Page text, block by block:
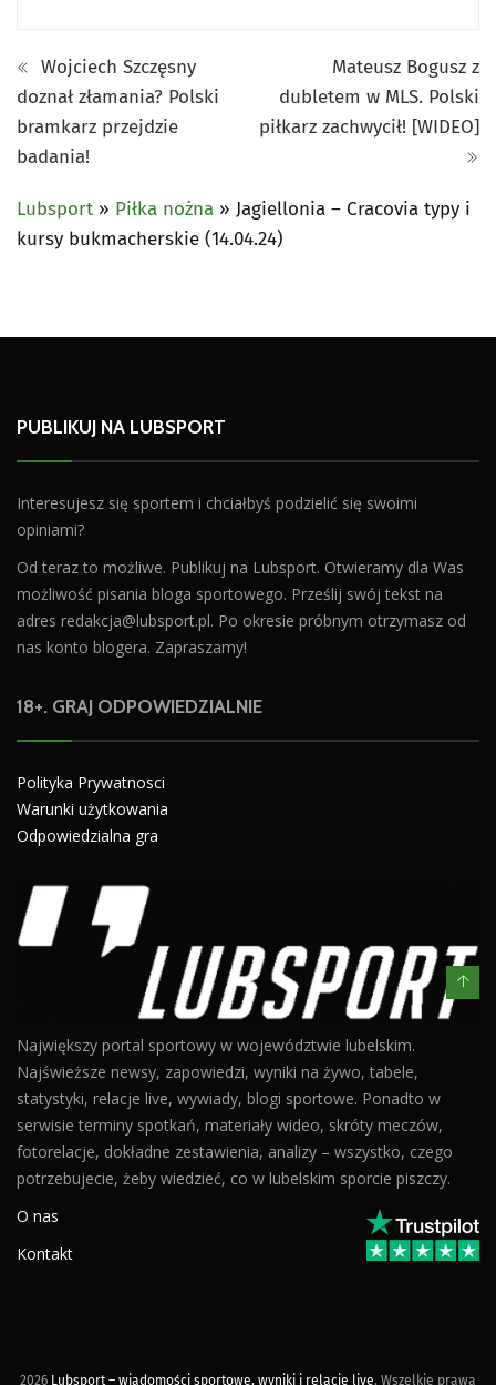
Wojciech Szczęsny
doznał złamania? Polski
bramkarz przejdzie
badania!
Mateusz Bogusz z
dubletem w MLS. Polski
piłkarz zachwycił! [WIDEO]
Lubsport » Piłka nożna » Jagiellonia – Cracovia typy i
kursy bukmacherskie (14.04.24)
PUBLIKUJ NA LUBSPORT
Interesujesz się sportem i chciałbyś podzielić się swoimi
opiniami?
Od teraz to możliwe. Publikuj na Lubsport. Otwieramy dla Was
możliwość pisania bloga sportowego. Prześlij swój tekst na
adres redakcja@lubsport.pl. Po okresie próbnym otrzymasz od
nas konto blogera. Zapraszamy!
18+. GRAJ ODPOWIEDZIALNIE
Polityka Prywatnosci
Warunki użytkowania
Odpowiedzialna gra
Największy portal sportowy w województwie lubelskim.
Najświeższe newsy, zapowiedzi, wyniki na żywo, tabele,
statystyki, relacje live, wywiady, blogi sportowe. Ponadto w
serwisie terminy spotkań, materiały wideo, skróty meczów,
fotorelacje, dokładne zestawienia, analizy – wszystko, czego
potrzebujecie, żeby wiedzieć, co w lubelskim sporcie piszczy.
O nas
Kontakt
2026 Lubsport – wiadomości sportowe, wyniki i relacje live. Wszelkie prawa